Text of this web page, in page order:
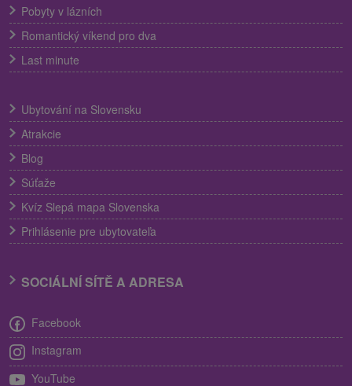
Pobyty v lázních
Romantický víkend pro dva
Last minute
Ubytování na Slovensku
Atrakcie
Blog
Súťaže
Kvíz Slepá mapa Slovenska
Prihlásenie pre ubytovateľa
SOCIÁLNÍ SÍTĚ A ADRESA
Facebook
Instagram
YouTube